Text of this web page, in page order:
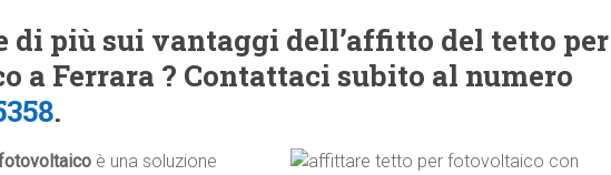
di più sui vantaggi dell’affitto del tetto per
a Ferrara ? Contattaci subito al numero
.
è una soluzione